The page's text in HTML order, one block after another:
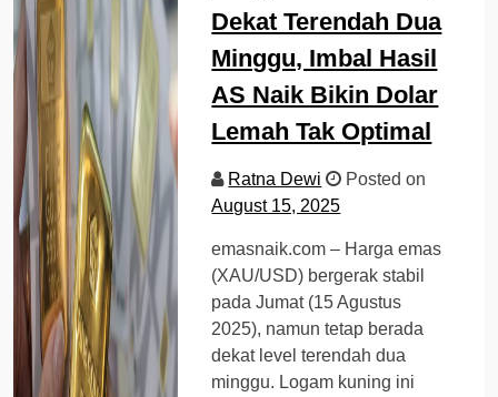
Dekat Terendah Dua
Minggu, Imbal Hasil
AS Naik Bikin Dolar
Lemah Tak Optimal
Ratna Dewi
Posted on
August 15, 2025
emasnaik.com – Harga emas
(XAU/USD) bergerak stabil
pada Jumat (15 Agustus
2025), namun tetap berada
dekat level terendah dua
minggu. Logam kuning ini